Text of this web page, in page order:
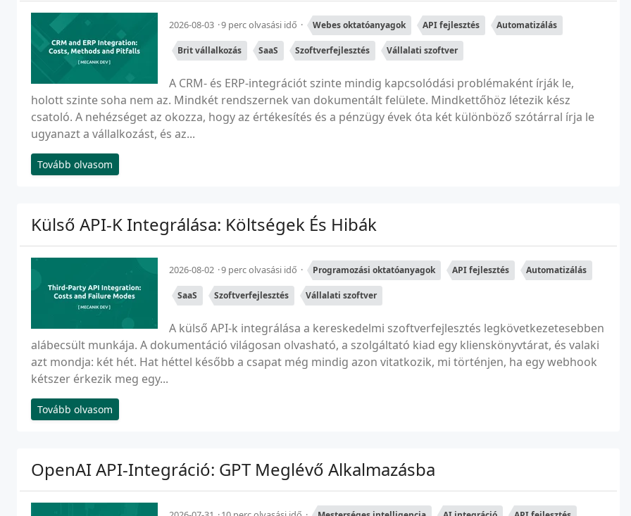
2026-08-03 9 perc olvasási idő Webes oktatóanyagok API fejlesztés Automatizálás
Brit vállalkozás SaaS Szoftverfejlesztés Vállalati szoftver
A CRM- és ERP-integrációt szinte mindig kapcsolódási problémaként írják le,
holott szinte soha nem az. Mindkét rendszernek van dokumentált felülete. Mindkettőhöz létezik kész
csatoló. A nehézséget az okozza, hogy az értékesítés és a pénzügy évek óta két különböző szótárral írja le
ugyanazt a vállalkozást, és az...
Tovább olvasom
Külső API-K Integrálása: Költségek És Hibák
2026-08-02 9 perc olvasási idő Programozási oktatóanyagok API fejlesztés Automatizálás
SaaS Szoftverfejlesztés Vállalati szoftver
A külső API-k integrálása a kereskedelmi szoftverfejlesztés legkövetkezetesebben
alábecsült munkája. A dokumentáció világosan olvasható, a szolgáltató kiad egy klienskönyvtárat, és valaki
azt mondja: két hét. Hat héttel később a csapat még mindig azon vitatkozik, mi történjen, ha egy webhook
kétszer érkezik meg egy...
Tovább olvasom
OpenAI API-Integráció: GPT Meglévő Alkalmazásba